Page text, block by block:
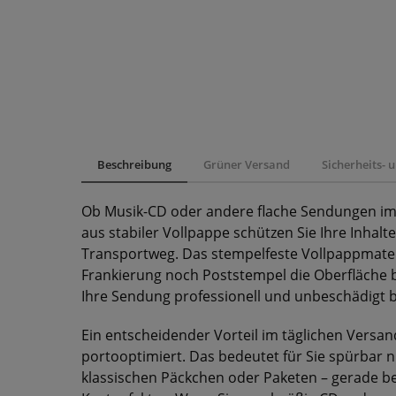
Beschreibung Grüner Versand Sicherheits-
Ob Musik-CD oder andere flache Sendungen
aus stabiler Vollpappe schützen Sie Ihre
Transportweg. Das stempelfeste
Frankierung noch Poststempel die
Ihre Sendung professionell und unbeschädigt
Ein entscheidender Vorteil im täglichen
portooptimiert. Das bedeutet für Sie spürbar
klassischen Päckchen oder Paketen – gerade